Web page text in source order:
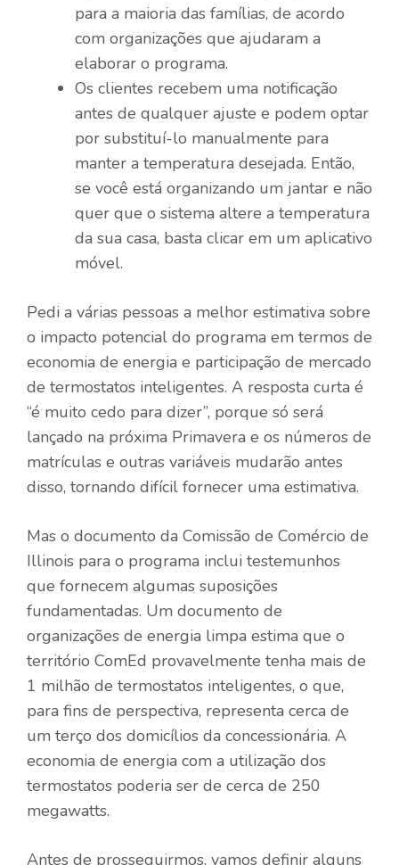
para a maioria das famílias, de acordo
com organizações que ajudaram a
elaborar o programa.
Os clientes recebem uma notificação
antes de qualquer ajuste e podem optar
por substituí-lo manualmente para
manter a temperatura desejada. Então,
se você está organizando um jantar e não
quer que o sistema altere a temperatura
da sua casa, basta clicar em um aplicativo
móvel.
Pedi a várias pessoas a melhor estimativa sobre
o impacto potencial do programa em termos de
economia de energia e participação de mercado
de termostatos inteligentes. A resposta curta é
“é muito cedo para dizer”, porque só será
lançado na próxima Primavera e os números de
matrículas e outras variáveis ​​mudarão antes
disso, tornando difícil fornecer uma estimativa.
Mas o documento da Comissão de Comércio de
Illinois para o programa inclui testemunhos
que fornecem algumas suposições
fundamentadas. Um documento de
organizações de energia limpa estima que o
território ComEd provavelmente tenha mais de
1 milhão de termostatos inteligentes, o que,
para fins de perspectiva, representa cerca de
um terço dos domicílios da concessionária. A
economia de energia com a utilização dos
termostatos poderia ser de cerca de 250
megawatts.
Antes de prosseguirmos, vamos definir alguns